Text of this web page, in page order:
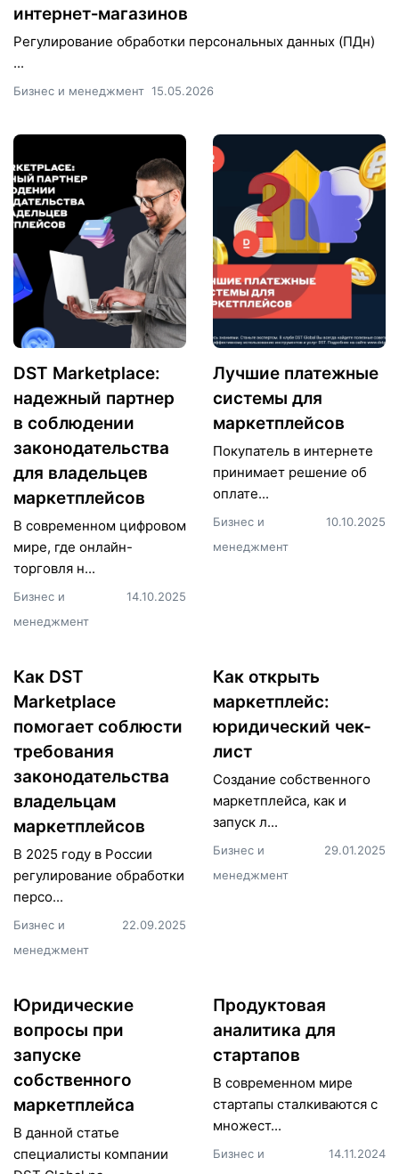
интернет‑магазинов
Регулирование обработки персональных данных (ПДн)
...
Бизнес и менеджмент 15.05.2026
DST Marketplace:
надежный партнер
в соблюдении
законодательства
для владельцев
маркетплейсов
В современном цифровом
мире, где онлайн-
торговля н...
Бизнес и
менеджмент
14.10.2025
Лучшие платежные
системы для
маркетплейсов
Покупатель в интернете
принимает решение об
оплате...
Бизнес и
менеджмент
10.10.2025
Как DST
Marketplace
помогает соблюсти
требования
законодательства
владельцам
маркетплейсов
В 2025 году в России
регулирование обработки
персо...
Бизнес и
менеджмент
22.09.2025
Как открыть
маркетплейс:
юридический чек-
лист
Создание собственного
маркетплейса, как и
запуск л...
Бизнес и
менеджмент
29.01.2025
Юридические
вопросы при
запуске
собственного
маркетплейса
В данной статье
специалисты компании
Продуктовая
аналитика для
стартапов
В современном мире
стартапы сталкиваются с
множест...
Бизнес и
14.11.2024